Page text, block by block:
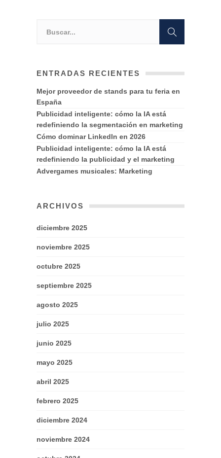
ENTRADAS RECIENTES
Mejor proveedor de stands para tu feria en
España
Publicidad inteligente: cómo la IA está
redefiniendo la segmentación en marketing
Cómo dominar LinkedIn en 2026
Publicidad inteligente: cómo la IA está
redefiniendo la publicidad y el marketing
Advergames musicales: Marketing
ARCHIVOS
diciembre 2025
noviembre 2025
octubre 2025
septiembre 2025
agosto 2025
julio 2025
junio 2025
mayo 2025
abril 2025
febrero 2025
diciembre 2024
noviembre 2024